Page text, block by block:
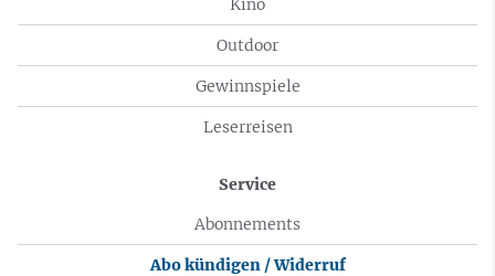
Kino
Outdoor
Gewinnspiele
Leserreisen
Service
Abonnements
Abo kündigen / Widerruf